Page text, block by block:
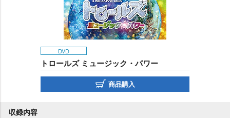
DVD
トロールズ ミュージック・パワー
商品購入
収録内容